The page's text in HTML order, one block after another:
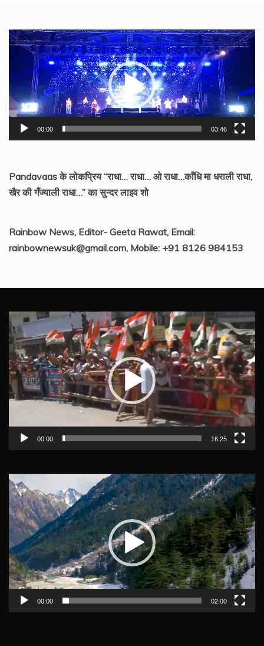
Video
Player
00:00 03:46
Pandavaas के लोकप्रिय “राधा… राधा… ओ राधा…काँधि मा धराली राधा,
खैर की गँज्याली राधा…” का सुन्दर लाइव शो
Rainbow News, Editor- Geeta Rawat, Email:
rainbownewsuk@gmail.com, Mobile: +91 8126 984153
Video
Player
00:00 16:25
Video
Player
00:00 02:00